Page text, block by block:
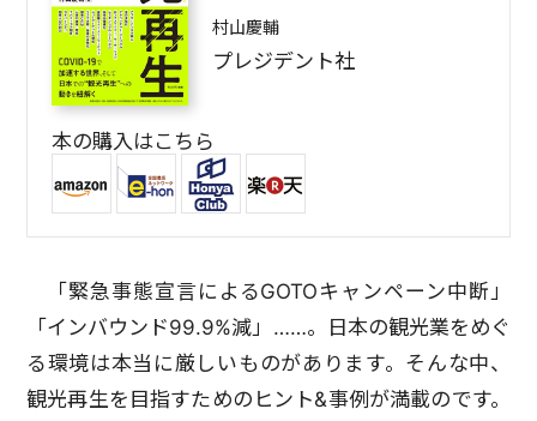
村山慶輔
プレジデント社
本の購入はこちら
「緊急事態宣言によるGOTOキャンペーン中断」
「インバウンド99.9%減」……。日本の観光業をめぐ
る環境は本当に厳しいものがあります。そんな中、
観光再生を目指すためのヒント&事例が満載のです。